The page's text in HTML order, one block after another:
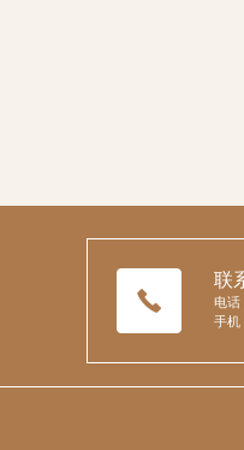
联
电话
手机